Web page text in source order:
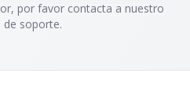
por favor contacta a nuestro
de soporte.